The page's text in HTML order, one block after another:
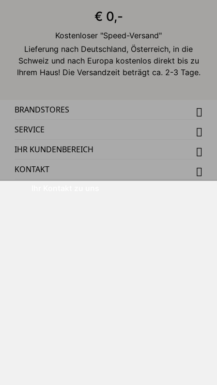
€ 0,-
Kostenloser "Speed-Versand"
Lieferung nach Deutschland, Österreich, in die
Schweiz und nach Europa kostenlos direkt bis zu
Ihrem Haus! Die Versandzeit beträgt ca. 2-3 Tage.
BRANDSTORES
SERVICE
IHR KUNDENBEREICH
KONTAKT